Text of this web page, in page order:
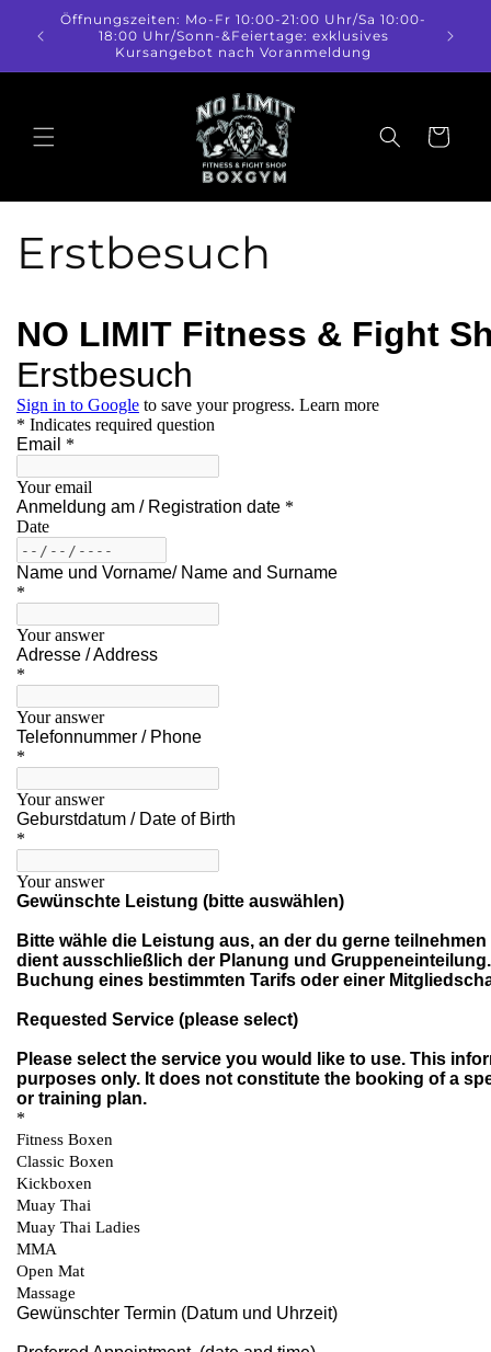
zum
Inhalt
Öffnungszeiten: Mo-Fr 10:00-21:00 Uhr/Sa 10:00-
18:00 Uhr/Sonn-&Feiertage: exklusives
Kursangebot nach Voranmeldung
Warenkorb
Erstbesuch